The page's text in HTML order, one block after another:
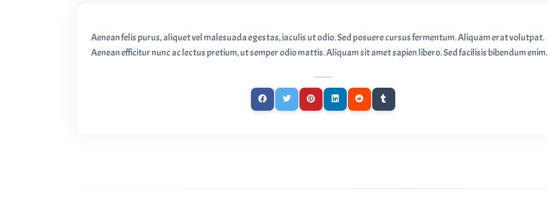
Aenean felis purus, aliquet vel malesuada egestas, iaculis ut odio. Sed posuere cursus fermentum. Aliquam erat volutpat.
Aenean efficitur nunc ac lectus pretium, ut semper odio mattis. Aliquam sit amet sapien libero. Sed facilisis bibendum enim.